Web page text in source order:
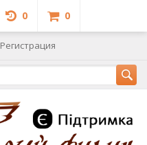
0 0
Регистрация